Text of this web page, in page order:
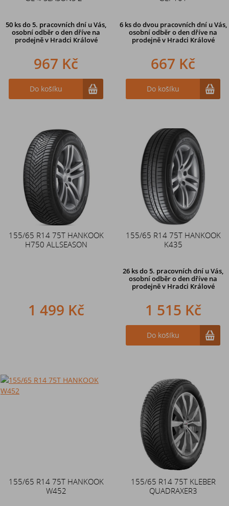
50 ksdo 5. pracovních dní u Vás,
osobní odběr o den dříve na
prodejněv Hradci Králové
967 Kč
Do košíku
6 ks do dvou pracovních dní u Vás,
osobní odběr o den dříve na
prodejně v Hradci Králové
667 Kč
Do košíku
155/65 R14 75T HANKOOK
H750 ALLSEASON
1 499 Kč
155/65 R14 75T HANKOOK
K435
26 ksdo 5. pracovních dní u Vás,
osobní odběr o den dříve na
prodejněv Hradci Králové
1 515 Kč
Do košíku
155/65 R14 75T HANKOOK
W452
155/65 R14 75T KLEBER
QUADRAXER3